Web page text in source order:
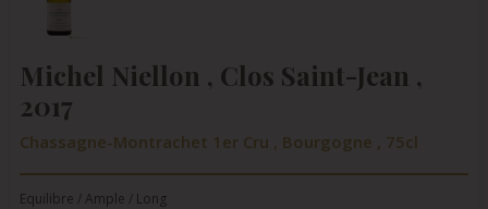
Michel Niellon , Clos Saint-Jean ,
2017
Chassagne-Montrachet 1er Cru , Bourgogne , 75cl
Equilibre / Ample / Long